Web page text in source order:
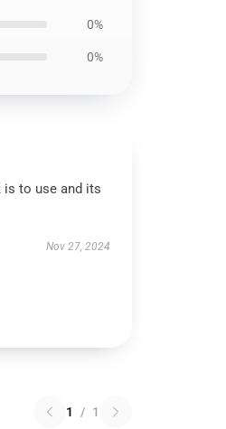
0%
0%
is to use and its
Nov 27, 2024
1 / 1